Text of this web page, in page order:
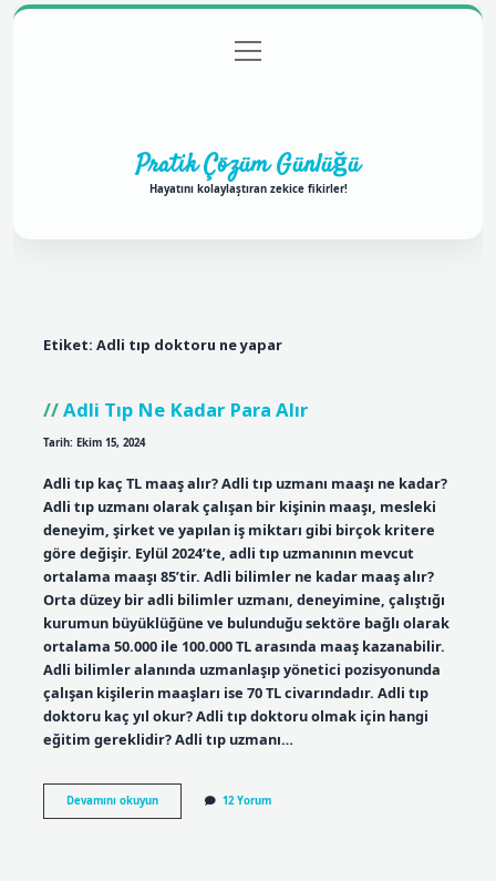
Gizlilik Politikası
menüyü
aç
Pratik Çözüm Günlüğü
Hayatını kolaylaştıran zekice fikirler!
Etiket: Adli tıp doktoru ne yapar
Adli Tıp Ne Kadar Para Alır
Tarih: Ekim 15, 2024
Adli tıp kaç TL maaş alır? Adli tıp uzmanı maaşı ne kadar?
Adli tıp uzmanı olarak çalışan bir kişinin maaşı, mesleki
deneyim, şirket ve yapılan iş miktarı gibi birçok kritere
göre değişir. Eylül 2024’te, adli tıp uzmanının mevcut
ortalama maaşı 85’tir. Adli bilimler ne kadar maaş alır?
Orta düzey bir adli bilimler uzmanı, deneyimine, çalıştığı
kurumun büyüklüğüne ve bulunduğu sektöre bağlı olarak
ortalama 50.000 ile 100.000 TL arasında maaş kazanabilir.
Adli bilimler alanında uzmanlaşıp yönetici pozisyonunda
çalışan kişilerin maaşları ise 70 TL civarındadır. Adli tıp
doktoru kaç yıl okur? Adli tıp doktoru olmak için hangi
eğitim gereklidir? Adli tıp uzmanı…
Devamını okuyunAdli
Tıp
12 Yorum